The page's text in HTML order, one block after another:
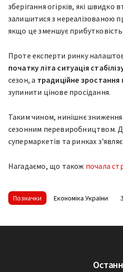
зберігання огірків, які
залишитися з нереалізованою
якщо це зменшує
Проте експерти ринку
початку літа ситуація
сезон, а традиційне зростання
зупинити цінове просідання.
Таким чином, нинішнє зниження
сезонним перевиробництвом.
супермаркетів та ринках
Нагадаємо, що також почала
Позначки Економіка України